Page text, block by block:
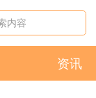
资讯